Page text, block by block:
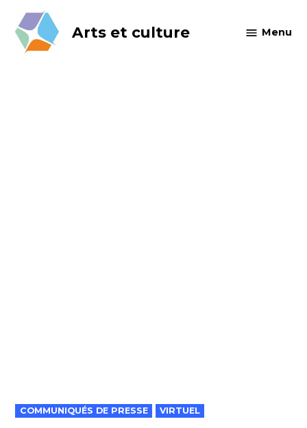
content
Arts et culture Menu
POSTED
IN
COMMUNIQUÉS DE PRESSE VIRTUEL